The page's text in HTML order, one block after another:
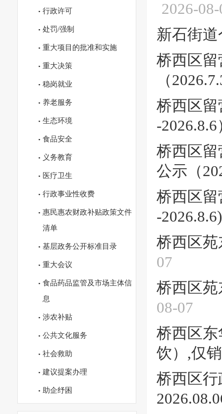
行政许可
处罚/强制
重大项目的批准和实施
重大决策
稳岗就业
养老服务
生态环境
食品安全
义务教育
医疗卫生
行政事业性收费
惠民惠农财政补贴政策文件
清单
基层政务公开标准目录
重大会议
食品药品监管及市场主体信
息
涉农补贴
公共文化服务
社会救助
建议提案办理
助企纾困
2026-
新石街
桥西区
（
桥西区留
-2026.8.6
桥西区
公示（
桥西区留
-2026.8.6)
桥西区苑
07
桥西区苑
08-07
桥西区
饮）,仅
桥西区行